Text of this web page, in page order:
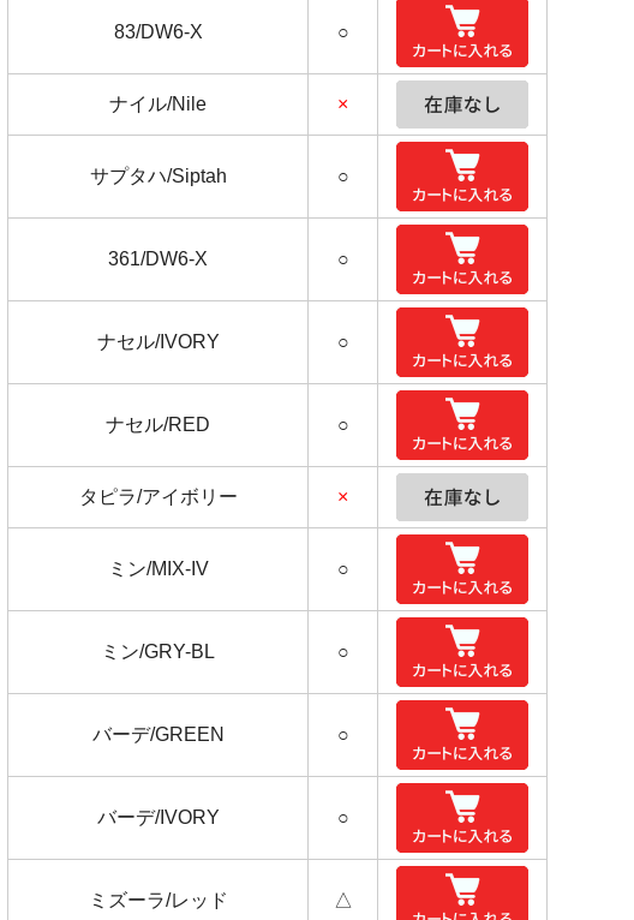
83/DW6-X ○
ナイル/Nile ×
サプタハ/Siptah ○
361/DW6-X ○
ナセル/IVORY ○
ナセル/RED ○
タピラ/アイボリー ×
ミン/MIX-IV ○
ミン/GRY-BL ○
バーデ/GREEN ○
バーデ/IVORY ○
ミズーラ/レッド △